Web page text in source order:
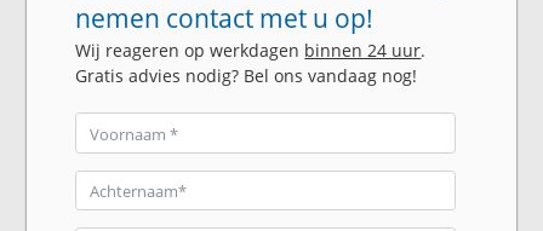
nemen contact met u op!
Wij reageren op werkdagen binnen 24 uur.
Gratis advies nodig? Bel ons vandaag nog!